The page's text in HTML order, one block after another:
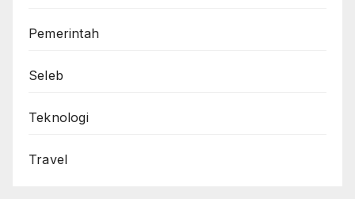
Pemerintah
Seleb
Teknologi
Travel